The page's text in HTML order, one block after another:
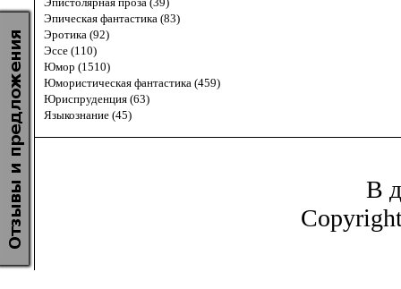
Эпическая фантастика (83)
Эротика (92)
Эссе (110)
Юмор (1510)
Юмористическая фантастика (459)
Юриспруденция (63)
Языкознание (45)
В